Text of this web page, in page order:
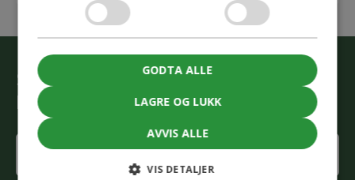
Start den grønne omstillingen
La våre rådgivere hjelpe deg
Name
LAGRE OG LUKK
GODTA ALLE
AVVIS ALLE
VIS DETALJER